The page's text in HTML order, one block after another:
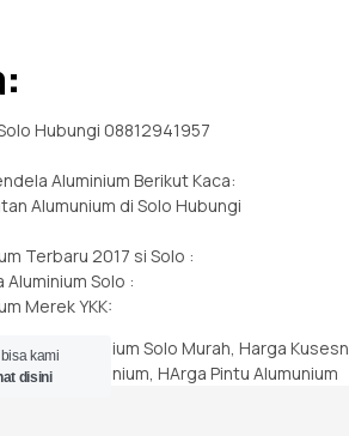
Hubungi 08812941957
Aluminium Berikut Kaca:
Alumunium di Solo Hubungi
Terbaru 2017 si Solo :
Solo :
Merek YKK:
Harga Alumunium Solo Murah Harga Kusesn
Alumunium HArga Pintu Alumunium
kami
disini